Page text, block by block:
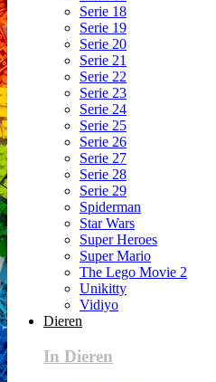
Serie 18
Serie 19
Serie 20
Serie 21
Serie 22
Serie 23
Serie 24
Serie 25
Serie 26
Serie 27
Serie 28
Serie 29
Spiderman
Star Wars
Super Heroes
Super Mario
The Lego Movie 2
Unikitty
Vidiyo
Dieren
In Dieren